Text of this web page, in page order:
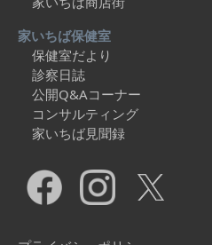
家いちば保健室
保健室だより
診察日誌
公開Q&Aコーナー
コンサルティング
家いちば見聞録